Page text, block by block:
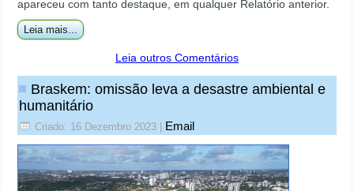
apareceu com tanto destaque, em qualquer Relatório anterior.
Leia mais...
Leia outros Comentários
Braskem: omissão leva a desastre ambiental e
humanitário
Criado: 16 Dezembro 2023 Email